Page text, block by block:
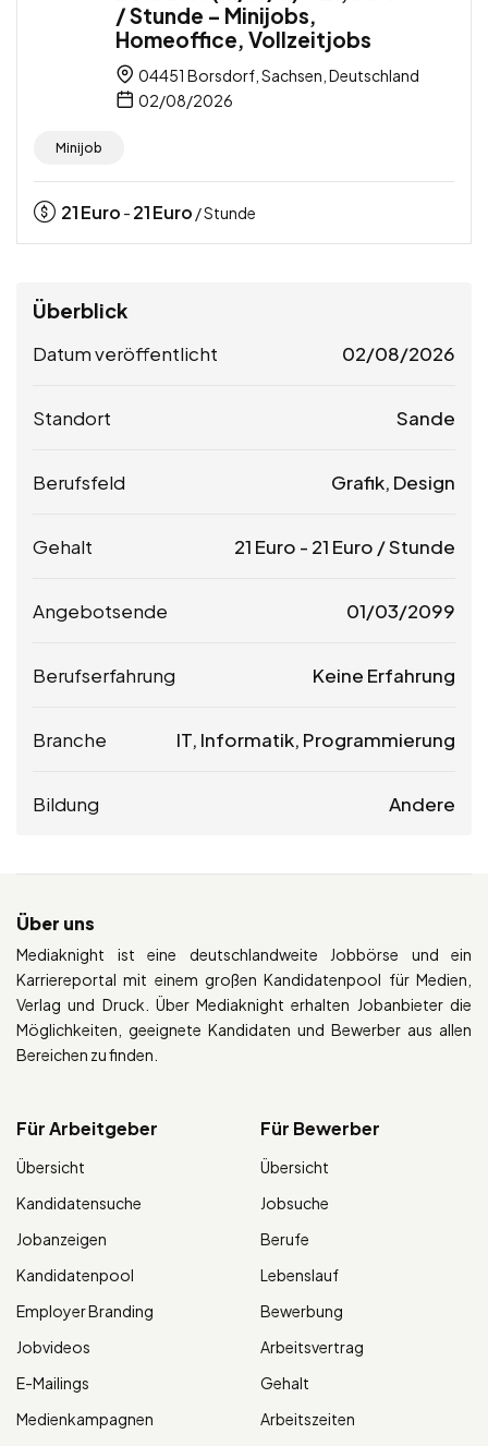
/ Stunde – Minijobs,
Homeoffice, Vollzeitjobs
04451 Borsdorf, Sachsen, Deutschland
02/08/2026
Minijob
21Euro - 21Euro / Stunde
Überblick
Datum veröffentlicht 02/08/2026
Standort Sande
Berufsfeld Grafik, Design
Gehalt 21 Euro - 21 Euro / Stunde
Angebotsende 01/03/2099
Berufserfahrung Keine Erfahrung
Branche IT, Informatik, Programmierung
Bildung Andere
Über uns
Mediaknight ist eine deutschlandweite Jobbörse und ein
Karriereportal mit einem großen Kandidatenpool für Medien,
Verlag und Druck. Über Mediaknight erhalten Jobanbieter die
Möglichkeiten, geeignete Kandidaten und Bewerber aus allen
Bereichen zu finden.
Für Arbeitgeber
Übersicht
Kandidatensuche
Jobanzeigen
Kandidatenpool
Employer Branding
Jobvideos
E-Mailings
Medienkampagnen
Für Bewerber
Übersicht
Jobsuche
Berufe
Lebenslauf
Bewerbung
Arbeitsvertrag
Gehalt
Arbeitszeiten